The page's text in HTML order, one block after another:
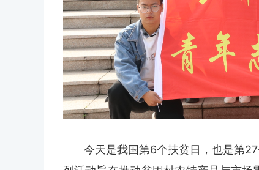
今天是我国第6个扶贫日，也是第27